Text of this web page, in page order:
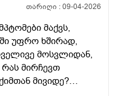
თარიღი :09-04-2026
მაქვს,
უფრო ხშირად,
მოსვლიდან,
მირჩევთ
მივიდე?